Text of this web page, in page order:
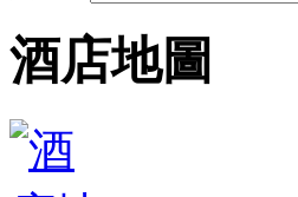
酒店地圖